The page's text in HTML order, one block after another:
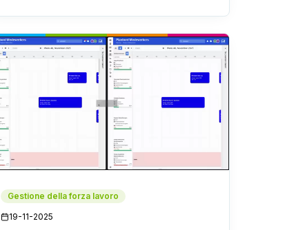
Gestione della forza lavoro
19-11-2025